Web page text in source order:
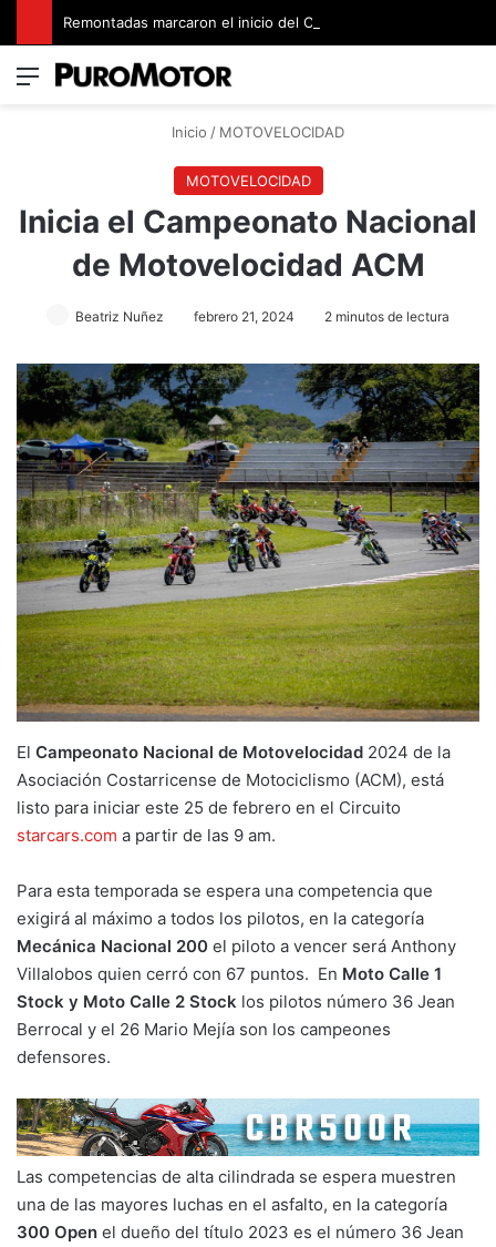
Menú
Inicio / MOTOVELOCIDAD
MOTOVELOCIDAD
Inicia el Campeonato Nacional
de Motovelocidad ACM
Beatriz Nuñez febrero 21, 2024 2 minutos de lectura
El Campeonato Nacional de Motovelocidad 2024 de la
Asociación Costarricense de Motociclismo (ACM), está
listo para iniciar este 25 de febrero en el Circuito
starcars.com a partir de las 9 am.
Para esta temporada se espera una competencia que
exigirá al máximo a todos los pilotos, en la categoría
Mecánica Nacional 200 el piloto a vencer será Anthony
Villalobos quien cerró con 67 puntos. En Moto Calle 1
Stock y Moto Calle 2 Stock los pilotos número 36 Jean
Berrocal y el 26 Mario Mejía son los campeones
defensores.
Las competencias de alta cilindrada se espera muestren
una de las mayores luchas en el asfalto, en la categoría
300 Open el dueño del título 2023 es el número 36 Jean